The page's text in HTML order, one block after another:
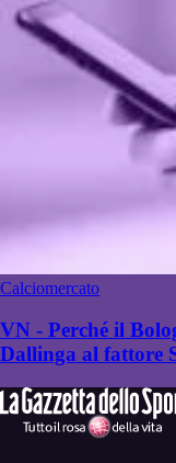
Calciomercato
VN - Perché il
Dallinga al fattore